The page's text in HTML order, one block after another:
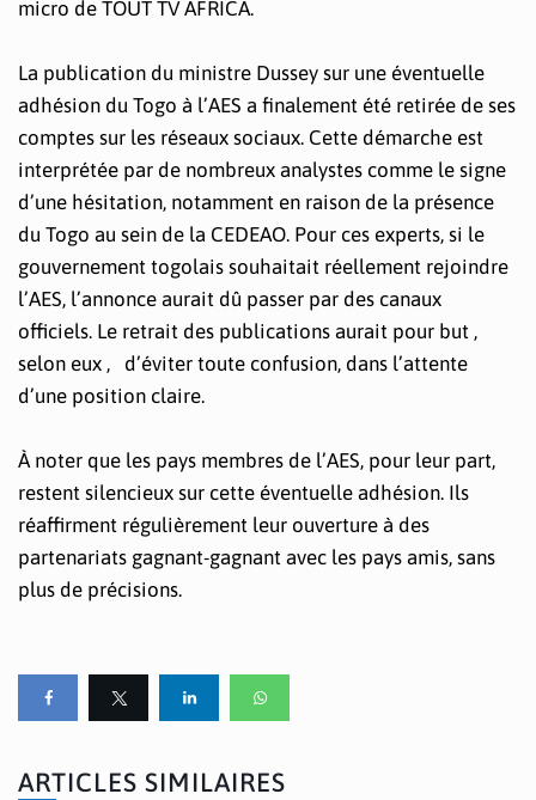
micro de TOUT TV AFRICA.
La publication du ministre Dussey sur une éventuelle
adhésion du Togo à l’AES a finalement été retirée de ses
comptes sur les réseaux sociaux. Cette démarche est
interprétée par de nombreux analystes comme le signe
d’une hésitation, notamment en raison de la présence
du Togo au sein de la CEDEAO. Pour ces experts, si le
gouvernement togolais souhaitait réellement rejoindre
l’AES, l’annonce aurait dû passer par des canaux
officiels. Le retrait des publications aurait pour but ,
selon eux , d’éviter toute confusion, dans l’attente
d’une position claire.
À noter que les pays membres de l’AES, pour leur part,
restent silencieux sur cette éventuelle adhésion. Ils
réaffirment régulièrement leur ouverture à des
partenariats gagnant-gagnant avec les pays amis, sans
plus de précisions.
ARTICLES SIMILAIRES